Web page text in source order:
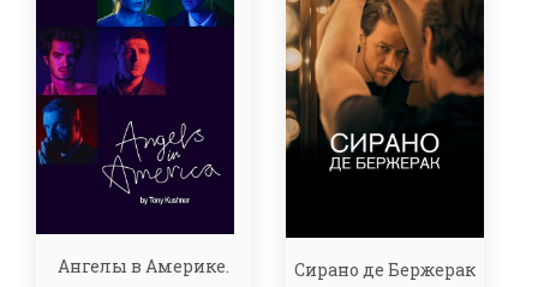
Ангелы в Америке.
Сирано де Бержерак